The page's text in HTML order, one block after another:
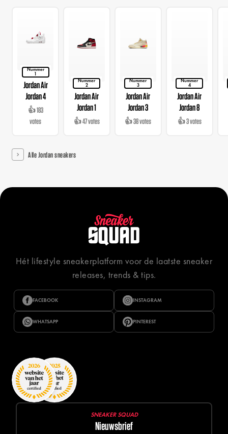
Nummer
1
Jordan Air
Jordan 4
👍 183
votes
Nummer
2
Jordan Air
Jordan 1
👍 47 votes
Nummer
3
Jordan Air
Jordan 3
👍 38 votes
Nummer
4
Jordan Air
Jordan 8
👍 3 votes
Alle Jordan sneakers
Hét lifestyle sneakerplatform voor de laatste sneaker
releases, trends & tips.
FACEBOOK INSTAGRAM
WHATSAPP PINTEREST
SNEAKER SQUAD
Nieuwsbrief